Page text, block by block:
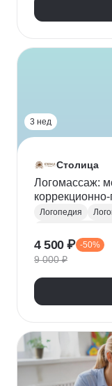
3 нед
Столица
Логомассаж:
коррекционно-
на мышцы
Логопедия
4 500 ₽ -50%
9 000 ₽